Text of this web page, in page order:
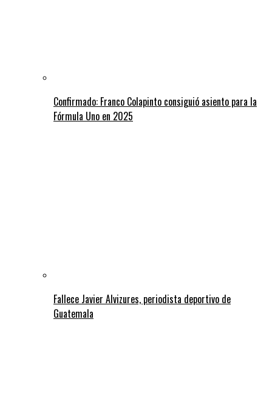
Confirmado: Franco Colapinto consiguió asiento para la
Fórmula Uno en 2025
Fallece Javier Alvizures, periodista deportivo de
Guatemala